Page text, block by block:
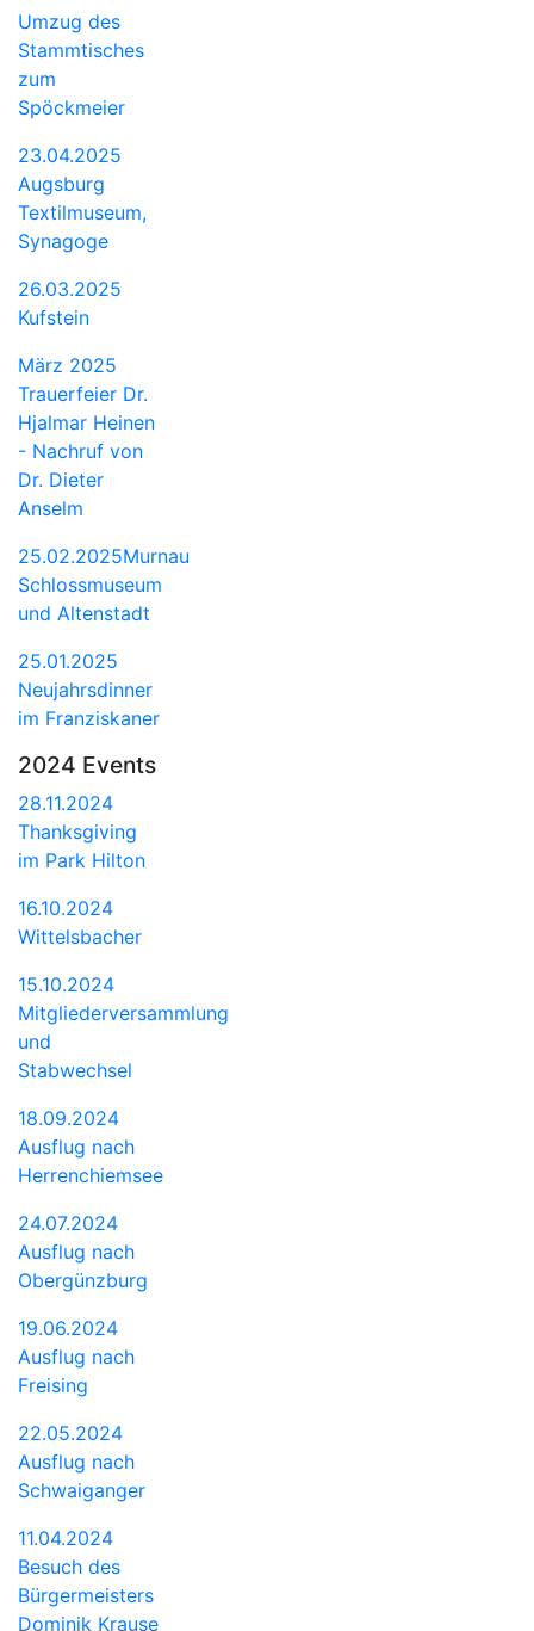
Umzug des
Stammtisches
zum
Spöckmeier
23.04.2025
Augsburg
Textilmuseum,
Synagoge
26.03.2025
Kufstein
März 2025
Trauerfeier Dr.
Hjalmar Heinen
- Nachruf von
Dr. Dieter
Anselm
25.02.2025Murnau
Schlossmuseum
und Altenstadt
25.01.2025
Neujahrsdinner
im Franziskaner
2024 Events
28.11.2024
Thanksgiving
im Park Hilton
16.10.2024
Wittelsbacher
15.10.2024
Mitgliederversammlung
und
Stabwechsel
18.09.2024
Ausflug nach
Herrenchiemsee
24.07.2024
Ausflug nach
Obergünzburg
19.06.2024
Ausflug nach
Freising
22.05.2024
Ausflug nach
Schwaiganger
11.04.2024
Besuch des
Bürgermeisters
Dominik Krause